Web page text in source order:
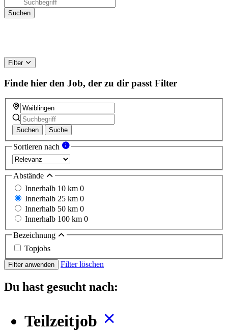
Filter
Finde hier den Job, der zu dir passt Filter
Suchen Suche
Sortieren nach
Abstände
Innerhalb 10 km 0
Innerhalb 25 km 0
Innerhalb 50 km 0
Innerhalb 100 km 0
Bezeichnung
Topjobs
Filter anwenden Filter löschen
Du hast gesucht nach:
Teilzeitjob